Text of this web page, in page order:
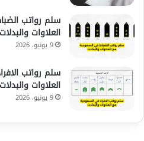
العلاوات والبدلات
9 يونيو، 2026
العلاوات والبدلات
9 يونيو، 2026